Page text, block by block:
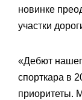
новинке
участки
«Дебют
спорткара в
приоритеты.